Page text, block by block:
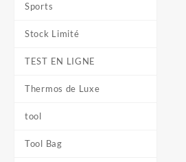
Sports
Stock Limité
TEST EN LIGNE
Thermos de Luxe
tool
Tool Bag